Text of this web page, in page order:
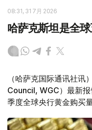
08:31, 31 7月 2026
哈萨克斯坦是全
（哈萨克国际通讯社
Council, WGC）最新
季度全球央行黄金购买